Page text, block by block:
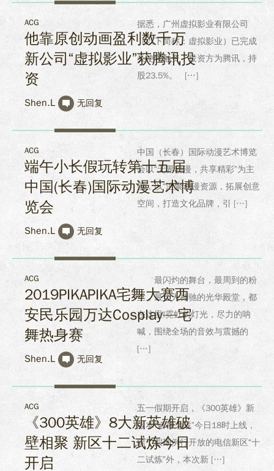
ACG
他靠原创动画盈利数千万
新公司“虚拟影业”获腾讯投
资
Shen.L 无回复
据悉，广州虚拟影业有限公司
（以下简称：虚拟影业）已完成
天使轮融资，投资方为腾讯，持
股23.5%。 […]
ACG
端午小长假玩转第十五届
中国(长春)国际动漫艺术博
览会
Shen.L 无回复
中国（长春）国际动漫艺术博览
会以“无界动漫，共享精彩”为主
题，以“汇聚动漫资源，拓展创意
空间，打造文化品牌，引 […]
ACG
2019PIKAPIKA宅舞大赛西
安民乐园万达Cosplay—宅
舞热身赛
Shen.L 无回复
最闪灼的舞台，最周到的粉
丝，最让人神驰的光华殿堂，都
在这里!霓虹的灯光，尽力的呐
喊，围绕全场的音效与震撼的
[…]
ACG
《300英雄》8大新英雄破
壁相聚 新区十二试炼今日
开启
五一假期开启，《300英雄》新
版本“诸神之战”今日18时上线，
除了假期例行开放的电信新区“十
二试炼”外，本次新 […]